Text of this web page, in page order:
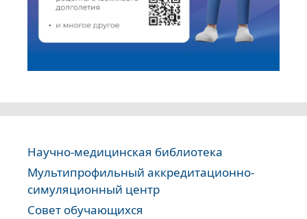
Научно-медицинская библиотека
Мультипрофильный аккредитационно-
симуляционный центр
Совет обучающихся